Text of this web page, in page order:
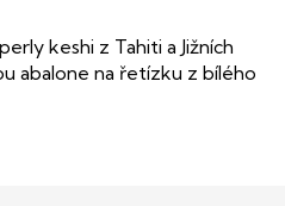
keshi z Tahiti a Jižních
abalone na řetízku z bílého
krabička i certifikát o